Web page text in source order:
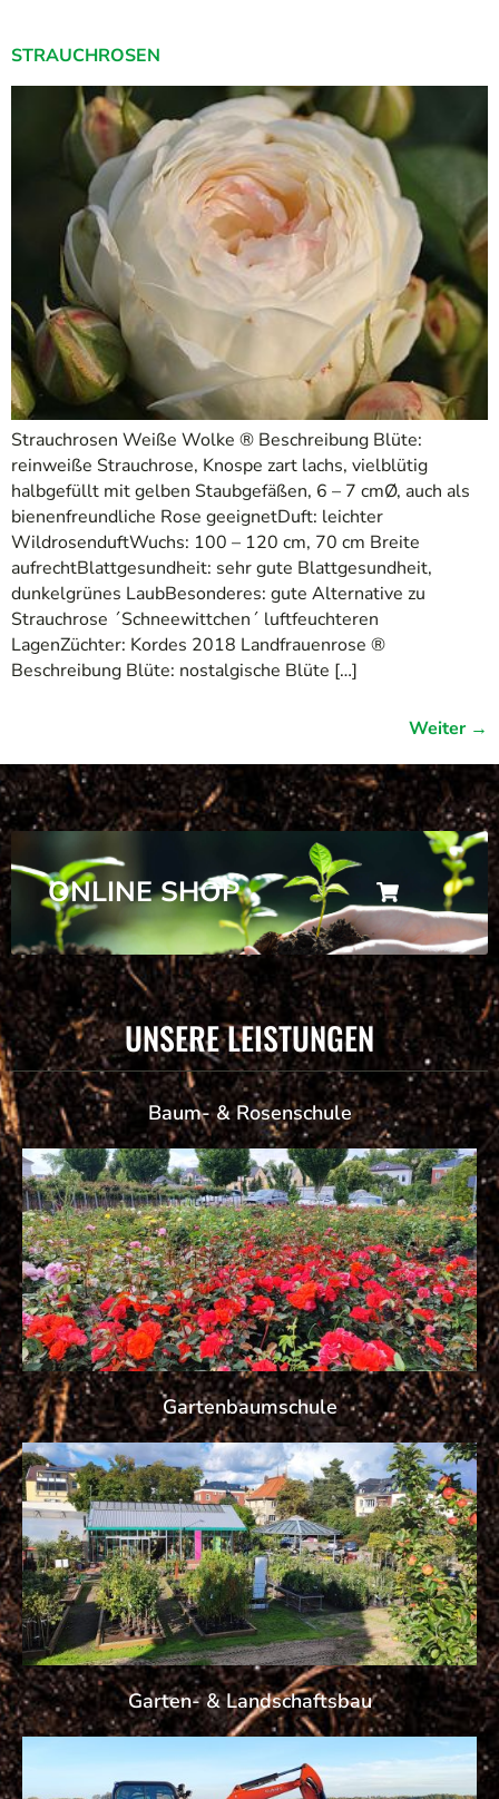
STRAUCHROSEN
Strauchrosen Weiße Wolke ® Beschreibung Blüte:
reinweiße Strauchrose, Knospe zart lachs, vielblütig
halbgefüllt mit gelben Staubgefäßen, 6 – 7 cmØ, auch als
bienenfreundliche Rose geeignetDuft: leichter
WildrosenduftWuchs: 100 – 120 cm, 70 cm Breite
aufrechtBlattgesundheit: sehr gute Blattgesundheit,
dunkelgrünes LaubBesonderes: gute Alternative zu
Strauchrose ´Schneewittchen´ luftfeuchteren
LagenZüchter: Kordes 2018 Landfrauenrose ®
Beschreibung Blüte: nostalgische Blüte […]
Weiter →
ONLINE SHOP
UNSERE LEISTUNGEN
Baum- & Rosenschule
Gartenbaumschule
Garten- & Landschaftsbau